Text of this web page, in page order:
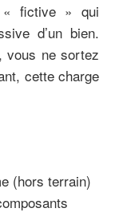
« fictive » qui
d’un bien.
vous ne sortez
cette charge
(hors terrain)